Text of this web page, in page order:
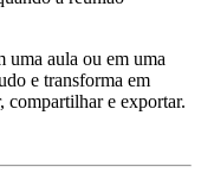
uma aula ou em uma
e transforma em
compartilhar e exportar.